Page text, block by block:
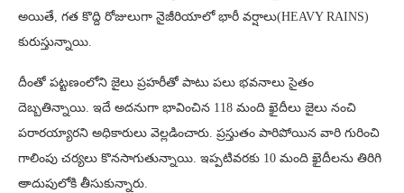
అయితే, గత కొద్ది రోజులుగా నైజీరియాలో భారీ వర్షాలు(HEAVY RAINS)
కురుస్తున్నాయి.
దీంతో పట్టణంలోని జైలు ప్రహరీతో పాటు పలు భవనాలు సైతం
దెబ్బతిన్నాయి. ఇదే అదనుగా భావించిన 118 మంది ఖైదీలు జైలు నంచి
పరారయ్యారని అధికారులు వెల్లడించారు. ప్రస్తుతం పారిపోయిన వారి గురించి
గాలింపు చర్యలు కొనసాగుతున్నాయి. ఇప్పటివరకు 10 మంది ఖైదీలను తిరిగి
అాదుపులోకి తీసుకున్నారు.